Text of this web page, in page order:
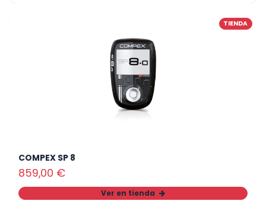
TIENDA
COMPEX SP 8
859,00 €
Ver en tienda